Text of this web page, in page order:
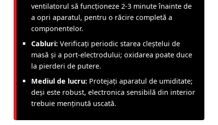
ventilatorul să funcționeze 2-3 minute înainte de
a opri aparatul, pentru o răcire completă a
componentelor.
Cabluri: Verificați periodic starea cleștelui de
masă și a port-electrodului; oxidarea poate duce
la pierderi de putere.
Mediul de lucru: Protejați aparatul de umiditate;
deși este robust, electronica sensibilă din interior
trebuie menținută uscată.